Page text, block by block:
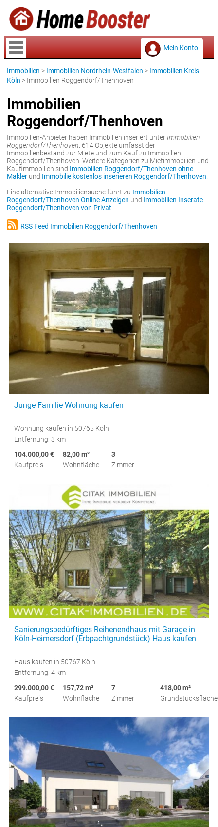
Mein Konto
Immobilien > Immobilien Nordrhein-Westfalen > Immobilien Kreis
Köln > Immobilien Roggendorf/Thenhoven
Immobilien
Roggendorf/Thenhoven
Immobilien-Anbieter haben Immobilien inseriert unter Immobilien
Roggendorf/Thenhoven . 614 Objekte umfasst der
Immobilienbestand zur Miete und zum Kauf zu Immobilien
Roggendorf/Thenhoven. Weitere Kategorien zu Mietimmobilien und
Kaufimmobilien sind Immobilien Roggendorf/Thenhoven ohne
Makler und Immobilie kostenlos inserieren Roggendorf/Thenhoven
Eine alternative Immobiliensuche führt zu Immobilien
Roggendorf/Thenhoven Online Anzeigen und Immobilien Inserate
Roggendorf/Thenhoven von Privat
RSS Feed Immobilien Roggendorf/Thenhoven
Junge Familie Wohnung kaufen
Wohnung kaufen in 50765 Köln
Entfernung: 3 km
104.000,00 €
Kaufpreis
82,00 m²
Wohnfläche
3
Zimmer
Sanierungsbedürftiges Reihenendhaus mit Garage in
Köln-Heimersdorf (Erbpachtgrundstück) Haus kaufen
Haus kaufen in 50767 Köln
Entfernung: 4 km
299.000,00 €
Kaufpreis
157,72 m²
Wohnfläche
7
Zimmer
418,00 m²
Grundstücksfläche